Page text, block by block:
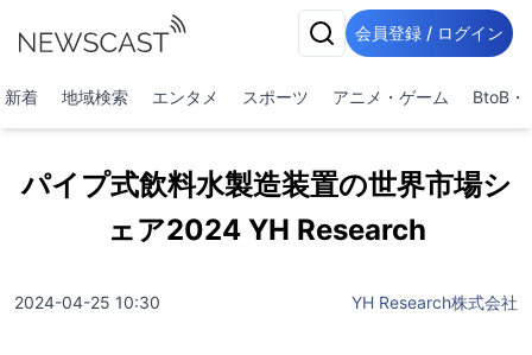
会員登録 / ログイン
新着 地域検索 エンタメ スポーツ アニメ・ゲーム BtoB・
パイプ式飲料水製造装置の世界市場シ
ェア2024 YH Research
2024-04-25 10:30 YH Research株式会社